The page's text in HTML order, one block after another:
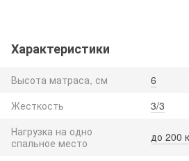
Характеристики
Высота матраса, см
6
Жесткость
3/3
Нагрузка на одно
спальное место
до 200